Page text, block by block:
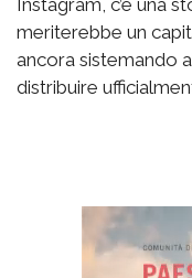
meriterebbe un
ancora sistemando
distribuire